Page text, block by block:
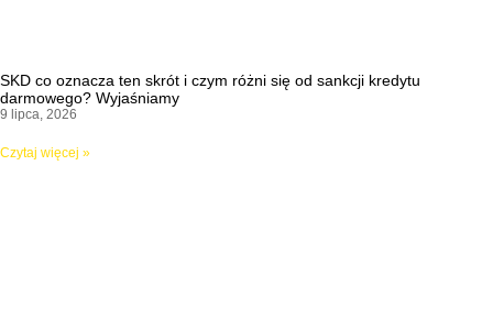
SKD co oznacza ten skrót i czym różni się od sankcji kredytu
darmowego? Wyjaśniamy
9 lipca, 2026
Czytaj więcej »